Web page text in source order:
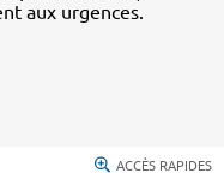
aux urgences.
ACCÈS RAPIDES